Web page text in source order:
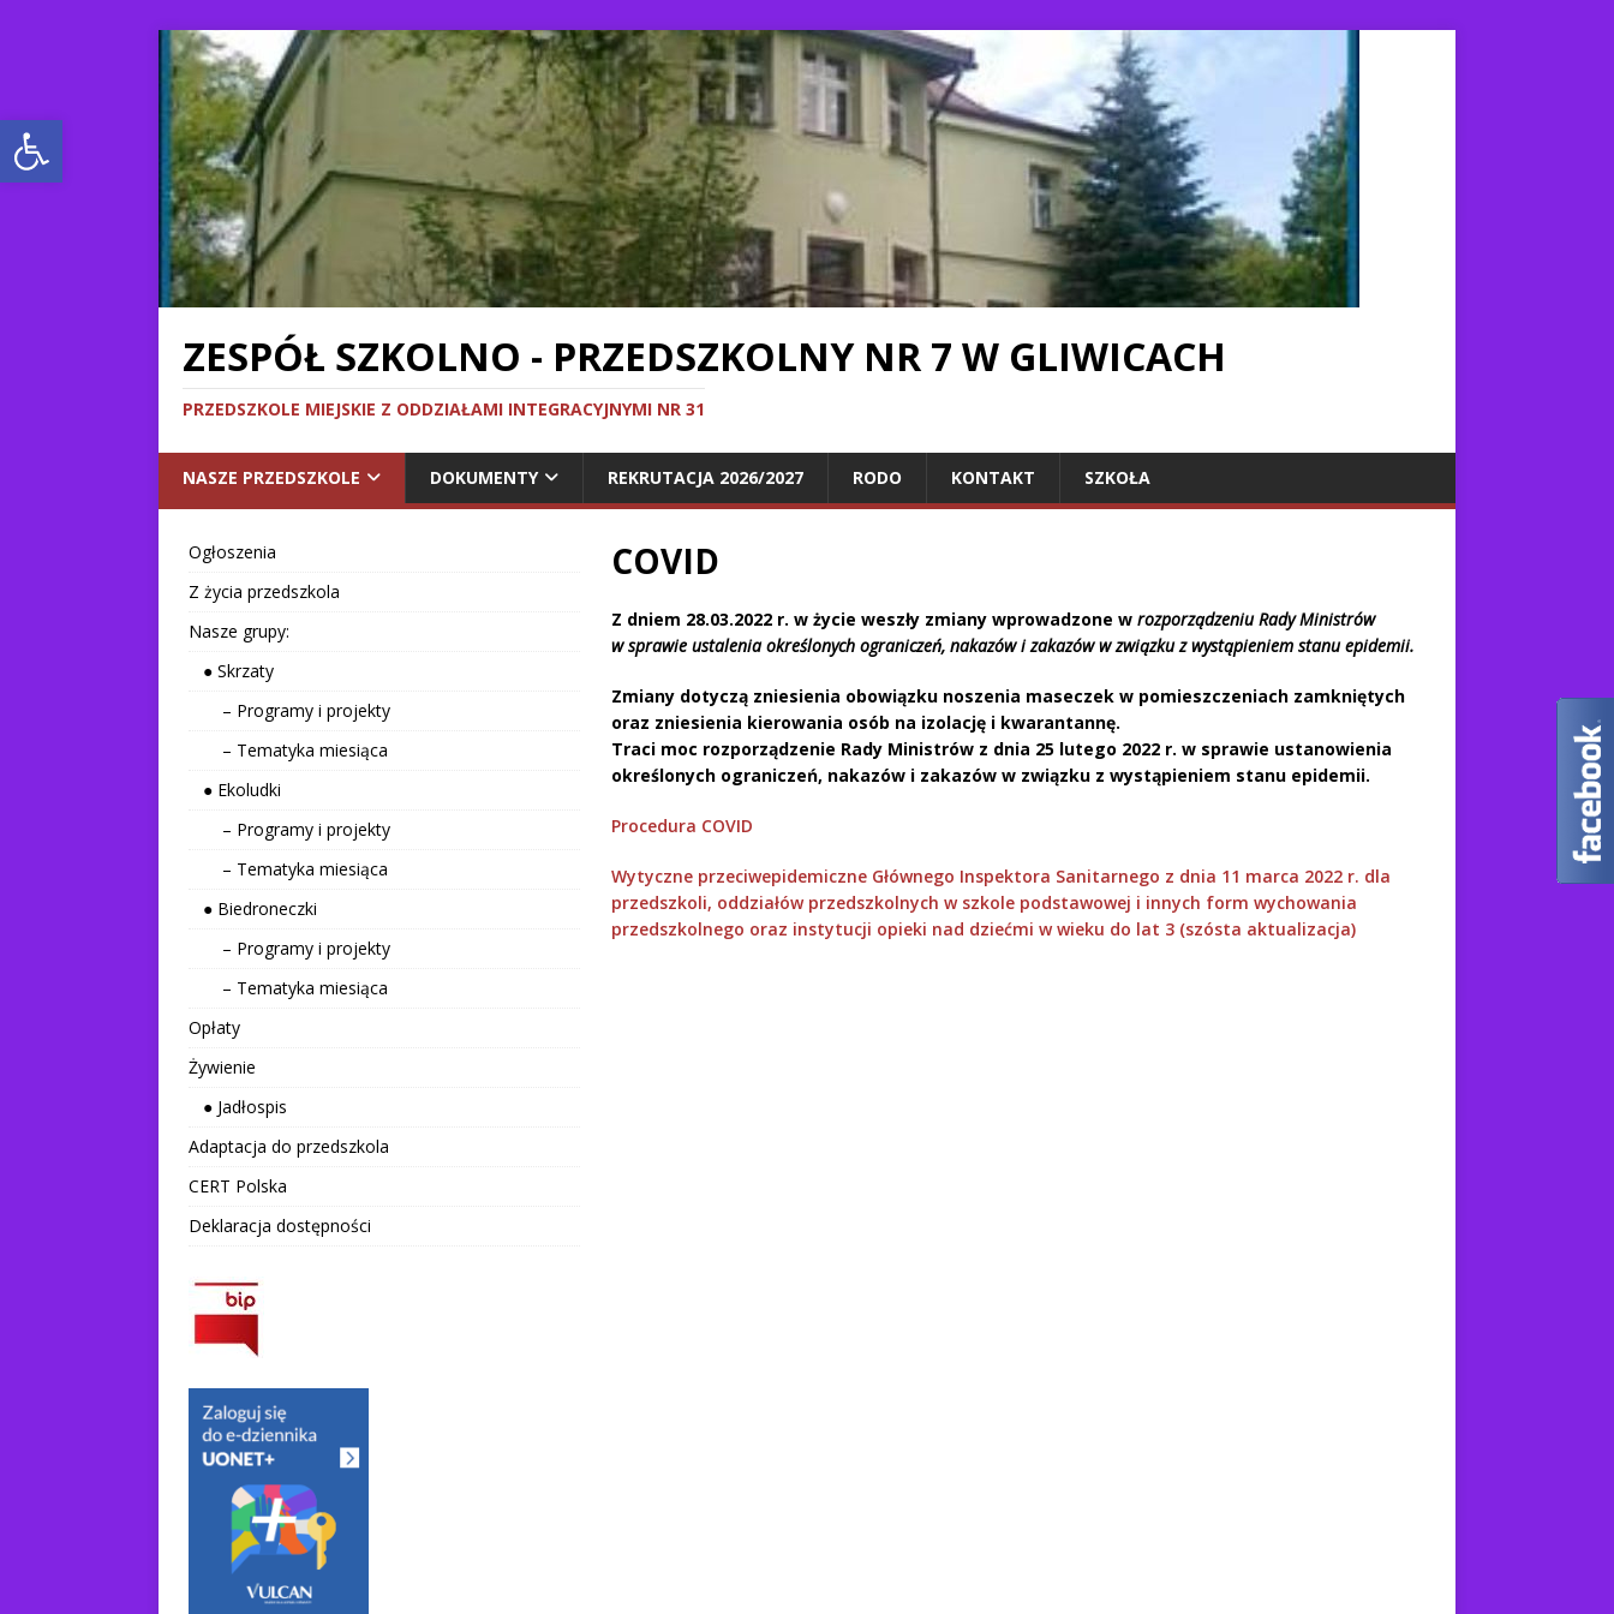
Otwórz pasek narzędzi
ZESPÓŁ SZKOLNO - PRZEDSZKOLNY NR 7 W GLIWICACH
PRZEDSZKOLE MIEJSKIE Z ODDZIAŁAMI INTEGRACYJNYMI NR 31
NASZE PRZEDSZKOLE DOKUMENTY REKRUTACJA 2026/2027 RODO KONTAKT SZKOŁA
COVID
Z dniem 28.03.2022 r. w życie weszły zmiany wprowadzone w rozporządzeniu Rady Ministrów
w sprawie ustalenia określonych ograniczeń, nakazów i zakazów w związku z wystąpieniem stanu epidemii.
Zmiany dotyczą zniesienia obowiązku noszenia maseczek w pomieszczeniach zamkniętych
oraz zniesienia kierowania osób na izolację i kwarantannę.
Traci moc rozporządzenie Rady Ministrów z dnia 25 lutego 2022 r. w sprawie ustanowienia
określonych ograniczeń, nakazów i zakazów w związku z wystąpieniem stanu epidemii.
Procedura COVID
Wytyczne przeciwepidemiczne Głównego Inspektora Sanitarnego z dnia 11 marca 2022 r. dla
przedszkoli, oddziałów przedszkolnych w szkole podstawowej i innych form wychowania
przedszkolnego oraz instytucji opieki nad dziećmi w wieku do lat 3 (szósta aktualizacja)
Ogłoszenia
Z życia przedszkola
Nasze grupy:
● Skrzaty
– Programy i projekty
– Tematyka miesiąca
● Ekoludki
– Programy i projekty
– Tematyka miesiąca
● Biedroneczki
– Programy i projekty
– Tematyka miesiąca
Opłaty
Żywienie
● Jadłospis
Adaptacja do przedszkola
CERT Polska
Deklaracja dostępności